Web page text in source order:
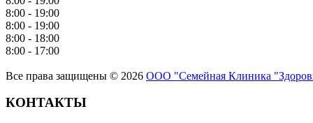
8:00 - 19:00
8:00 - 19:00
8:00 - 18:00
8:00 - 17:00
Все права защищены © 2026 ООО "Семейная Клиника
КОНТАКТЫ